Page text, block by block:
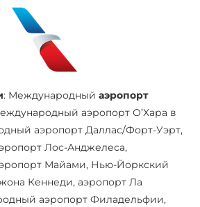
: Международный аэропорт
аэропорт О’Хара в
аэропорт Даллас/Форт-Уэрт,
Лос-Анджелеса,
Майами, Нью-Йоркский
Кеннеди, аэропорт Ла
аэропорт Филадельфии,